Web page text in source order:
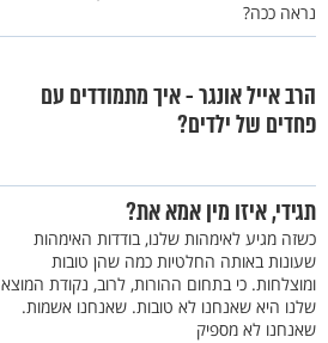
נראה ככה?
הרב אייל אונגר - איך מתמודדים עם
פחדים של ילדים?
תגידי, איזו מין אמא את?
כשזה מגיע לאימהות שלנו, בודדות האימהות
שעונות באותה החלטיות כמה שהן טובות
ומוצלחות. כי בתחום ההורות, לרוב, נקודת המוצא
שלנו היא שאנחנו לא טובות. שאנחנו אשמות.
שאנחנו לא מספיק